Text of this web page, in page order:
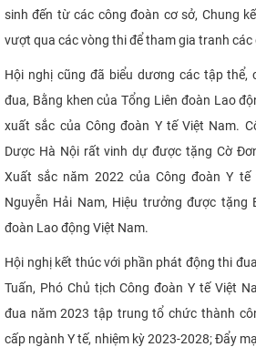
sinh đến từ các công đoàn cơ sở, Chung
vượt qua các vòng thi để tham gia tranh các
Hội nghị cũng đã biểu dương các tập
đua, Bằng khen của Tổng Liên đoàn Lao
xuất sắc của Công đoàn Y tế Việt Nam.
Dược Hà Nội rất vinh dự được tặng Cờ
Xuất sắc năm 2022 của Công đoàn Y
Nguyễn Hải Nam, Hiệu trưởng được tặng
đoàn Lao động Việt Nam.
Hội nghị kết thúc với phần phát động thi
Tuấn, Phó Chủ tịch Công đoàn Y tế Việt
đua năm 2023 tập trung tổ chức thành
cấp ngành Y tế, nhiệm kỳ 2023-2028; Đẩy